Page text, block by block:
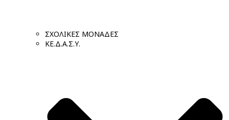
ΣΧΟΛΙΚΕΣ ΜΟΝΑΔΕΣ
ΚΕ.Δ.Α.Σ.Υ.